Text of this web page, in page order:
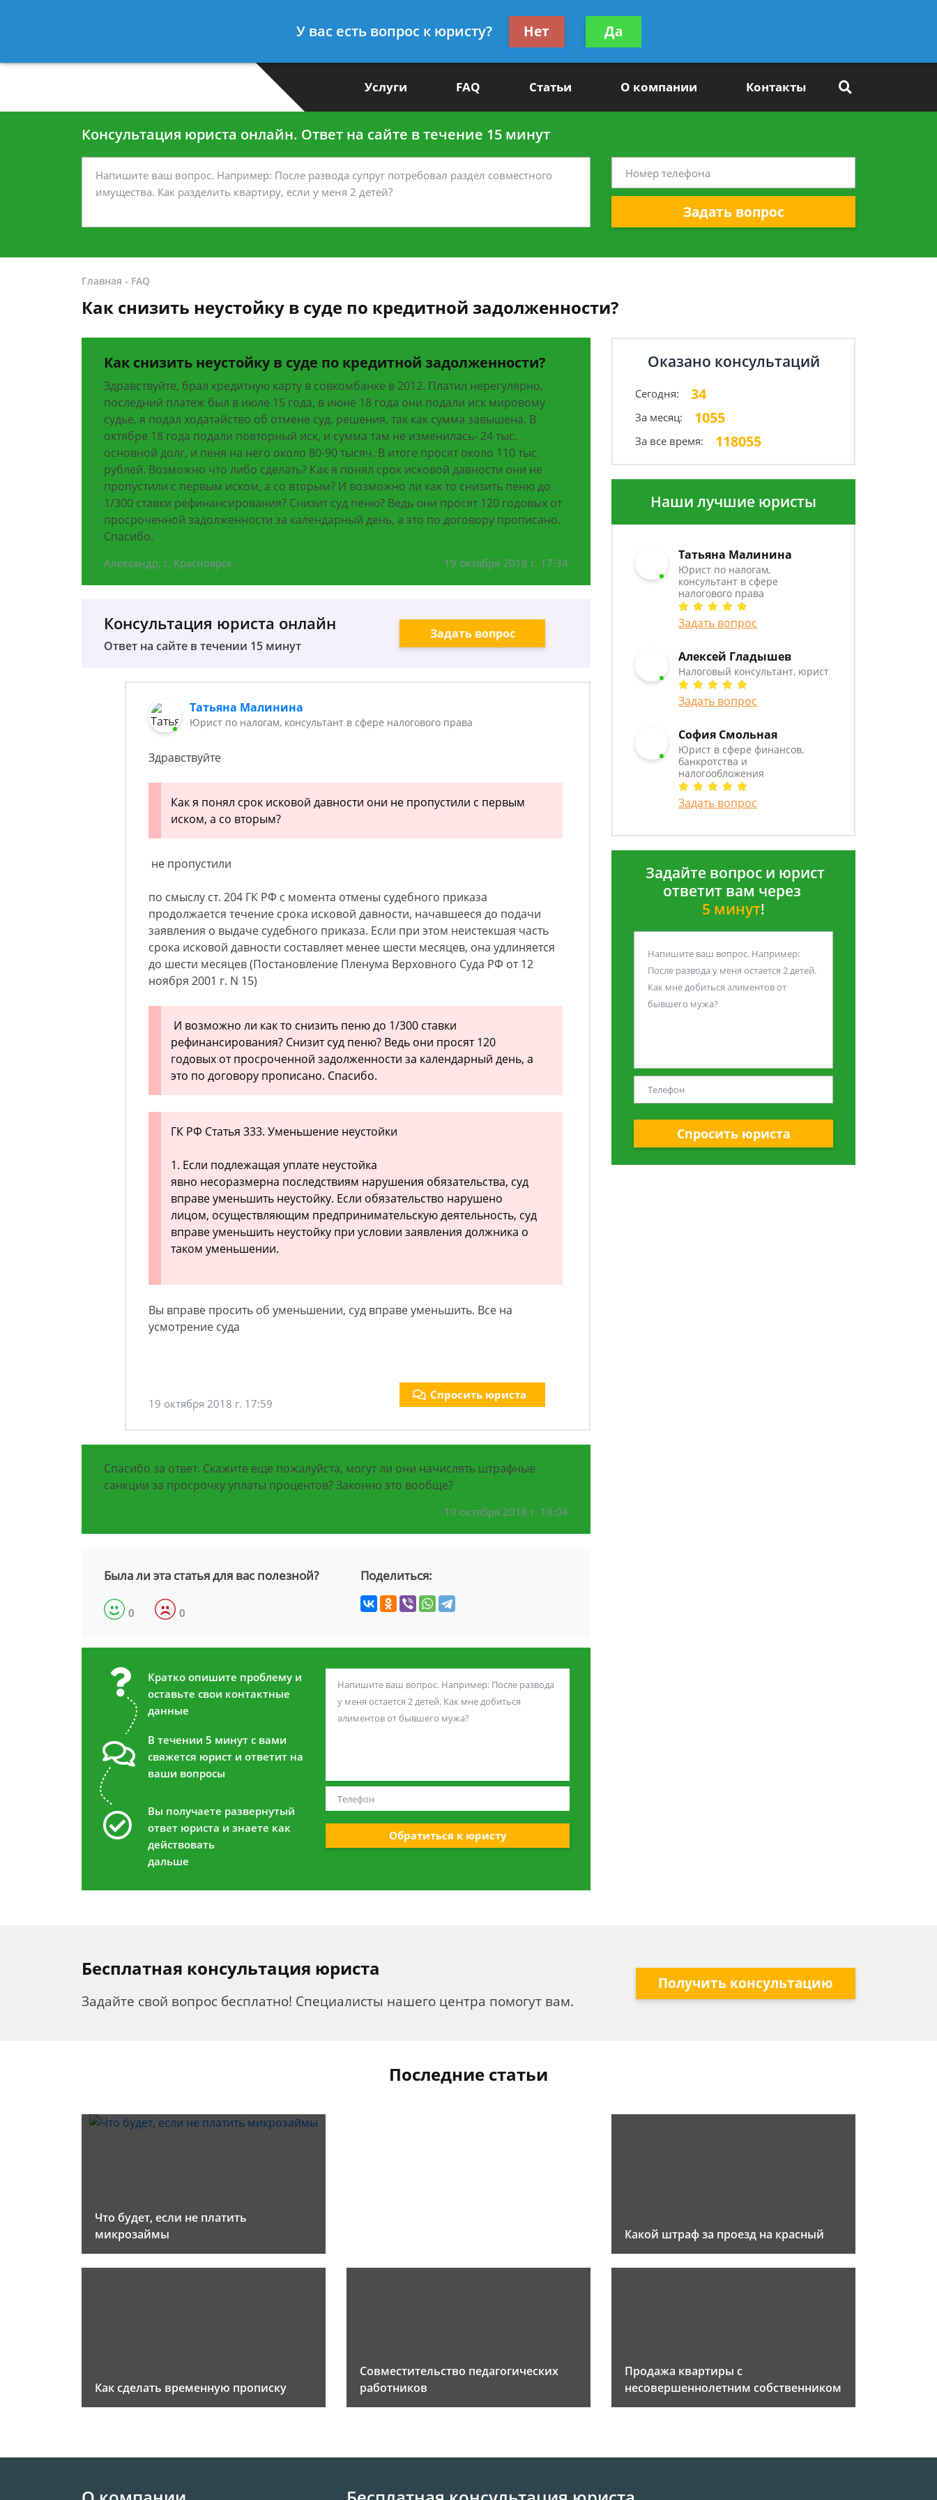
7 812-467-35-90
Получите консультацию
бесплатно
Услуги FAQ Статьи О компании Контакты
Консультация юриста онлайн. Ответ на сайте в течение 15 минут
Задать вопрос
Главная - FAQ
Как снизить неустойку в суде по кредитной задолженности?
Как снизить неустойку в суде по кредитной задолженности?
Здравствуйте, брал кредитную карту в совкомбанке в 2012. Платил нерегулярно,
последний платеж был в июле 15 года, в июне 18 года они подали иск мировому
судье, я подал ходатайство об отмене суд. решения, так как сумма завышена. В
октябре 18 года подали повторный иск, и сумма там не изменилась- 24 тыс.
основной долг, и пеня на него около 80-90 тысяч. В итоге просят около 110 тыс.
рублей. Возможно что либо сделать? Как я понял срок исковой давности они не
пропустили с первым иском, а со вторым? И возможно ли как то снизить пеню до
1/300 ставки рефинансирования? Снизит суд пеню? Ведь они просят 120 годовых от
просроченной задолженности за календарный день, а это по договору прописано.
Спасибо.
Александр, г. Красноярск 19 октября 2018 г. 17:34
Консультация юриста онлайн
Ответ на сайте в течении 15 минут
Задать вопрос
Татьяна Малинина
Юрист по налогам, консультант в сфере налогового права
Здравствуйте
Как я понял срок исковой давности они не пропустили с первым
иском, а со вторым?
не пропустили
по смыслу ст. 204 ГК РФ с момента отмены судебного приказа
продолжается течение срока исковой давности, начавшееся до подачи
заявления о выдаче судебного приказа. Если при этом неистекшая часть
срока исковой давности составляет менее шести месяцев, она удлиняется
до шести месяцев (Постановление Пленума Верховного Суда РФ от 12
ноября 2001 г. N 15)
И возможно ли как то снизить пеню до 1/300 ставки
рефинансирования? Снизит суд пеню? Ведь они просят 120
годовых от просроченной задолженности за календарный день, а
это по договору прописано. Спасибо.
ГК РФ Статья 333. Уменьшение неустойки
1. Если подлежащая уплате неустойка
явно несоразмерна последствиям нарушения обязательства, суд
вправе уменьшить неустойку. Если обязательство нарушено
лицом, осуществляющим предпринимательскую деятельность, суд
вправе уменьшить неустойку при условии заявления должника о
таком уменьшении.
Вы вправе просить об уменьшении, суд вправе уменьшить. Все на
усмотрение суда
19 октября 2018 г. 17:59
Спросить юриста
Спасибо за ответ. Скажите еще пожалуйста, могут ли они начислять штрафные
санкции за просрочку уплаты процентов? Законно это вообще?
19 октября 2018 г. 18:04
Была ли эта статья для вас полезной?
0 0
Поделиться:
Кратко опишите проблему и
оставьте свои контактные
данные
В течении 5 минут с вами
свяжется юрист и ответит на
ваши вопросы
Вы получаете развернутый
ответ юриста и знаете как
действовать
дальше
Обратиться к юристу
Оказано консультаций
Сегодня: 34
За месяц: 1055
За все время: 118055
Наши лучшие юристы
Татьяна Малинина
Юрист по налогам,
консультант в сфере
налогового права
Задать вопрос
Алексей Гладышев
Налоговый консультант, юрист
Задать вопрос
София Смольная
Юрист в сфере финансов,
банкротства и
налогообложения
Задать вопрос
Задайте вопрос и юрист
ответит вам через
5 минут!
Спросить юриста
Бесплатная консультация юриста
Задайте свой вопрос бесплатно! Специалисты нашего центра помогут вам.
Получить консультацию
Последние статьи
Что будет, если не платить
микрозаймы
Какой штраф за проезд на красный
Как сделать временную прописку
Совместительство педагогических
работников
Продажа квартиры с
несовершеннолетним собственником
У вас есть вопрос к юристу? Нет Да